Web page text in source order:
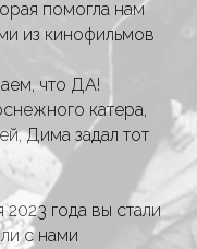
помогла нам
из кинофильмов
что ДА!
катера,
Дима задал тот
года вы стали
с нами